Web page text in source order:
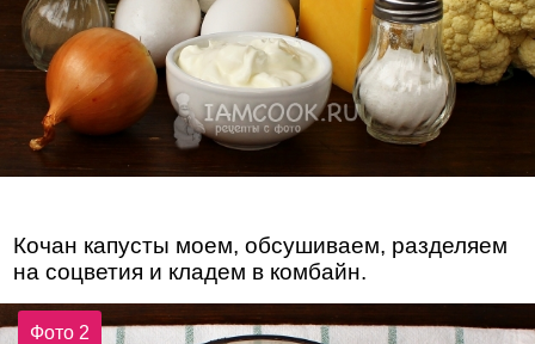
Кочан капусты моем, обсушиваем, разделяем
на соцветия и кладем в комбайн.
Фото 2